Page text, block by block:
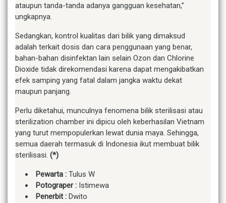
ataupun tanda-tanda adanya gangguan kesehatan,”
ungkapnya.
Sedangkan, kontrol kualitas dari bilik yang dimaksud
adalah terkait dosis dan cara penggunaan yang benar,
bahan-bahan disinfektan lain selain Ozon dan Chlorine
Dioxide tidak direkomendasi karena dapat mengakibatkan
efek samping yang fatal dalam jangka waktu dekat
maupun panjang.
Perlu diketahui, munculnya fenomena bilik sterilisasi atau
sterilization chamber ini dipicu oleh keberhasilan Vietnam
yang turut mempopulerkan lewat dunia maya. Sehingga,
semua daerah termasuk di Indonesia ikut membuat bilik
sterilisasi. (*)
Pewarta : Tulus W
Potograper : Istimewa
Penerbit : Dwito